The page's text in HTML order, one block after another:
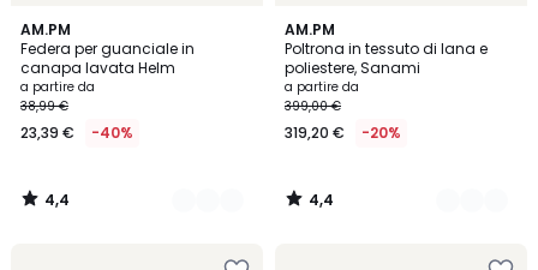
AM.PM
Federa per guanciale in
canapa lavata Helm
a partire da
38,99 €
23,39 € -40%
4,4
/ 5
10
Colori
4,4
/
AM.PM
Poltrona in tessuto di lana e
poliestere, Sanami
a partire da
399,00 €
319,20 € -20%
4,4
/ 5
2
Colori
4,4
/